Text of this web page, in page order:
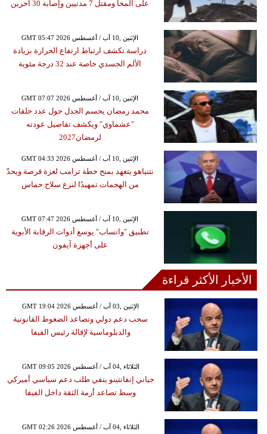
على المخا ومقتل 7 مدنيين وإصابة 30 آخرين
GMT 05:47 2026 الإثنين ,10 آب / أغسطس
دراسة تكشف ارتباط ارتفاع الحرارة بزيادة
الألم الجسدي خاصة عند 32 درجة مئوية
GMT 07:07 2026 الإثنين ,10 آب / أغسطس
محمد رمضان يحسم الجدل حول عدد حلقات
"عشماوي" ويكشف تفاصيل عودته
لرمضان2027
GMT 04:33 2026 الإثنين ,10 آب / أغسطس
نتنياهو يتعهد بمنح خطة ترامب لغزة فرصة ويحدّ
من الهجمات تمهيدًا لنزع سلاح حماس
GMT 07:47 2026 الإثنين ,10 آب / أغسطس
تطبيق "واتساب" يوسع أدوات الرقابة الأبوية
على أجهزة آيفون
الأخبار الأكثر قراءة
GMT 19:04 2026 الإثنين ,03 آب / أغسطس
سحب دعم دولي وتصاعد الضغوط القانونية
والدبلوماسية لإقالة رئيس الفيفا
GMT 09:05 2026 الثلاثاء ,04 آب / أغسطس
جياني إنفانتينو ينفي طلب دعم سياسي أميركي
وسط تصاعد أزمة الثقة داخل الفيفا
GMT 02:26 2026 الثلاثاء ,04 آب / أغسطس